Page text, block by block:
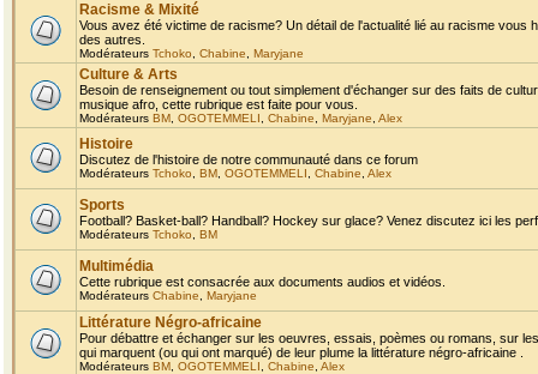
Racisme & Mixité
Vous avez été victime de racisme? Un détail de l'actualité lié au racisme
des autres.
Modérateurs Tchoko Chabine Maryjane
Culture & Arts
Besoin de renseignement ou tout simplement d'échanger sur des faits de
musique afro, cette rubrique est faite pour vous.
Modérateurs BM OGOTEMMELI Chabine Maryjane Alex
Histoire
Discutez de l'histoire de notre communauté dans ce forum
Modérateurs Tchoko BM OGOTEMMELI Chabine Alex
Sports
Football? Basket-ball? Handball? Hockey sur glace? Venez discutez ici les
Modérateurs Tchoko BM
Multimédia
Cette rubrique est consacrée aux documents audios et vidéos.
Modérateurs Chabine Maryjane
Littérature Négro-africaine
Pour débattre et échanger sur les oeuvres, essais, poèmes ou romans, sur
qui marquent (ou qui ont marqué) de leur plume la littérature négro-africaine .
Modérateurs BM OGOTEMMELI Chabine Alex